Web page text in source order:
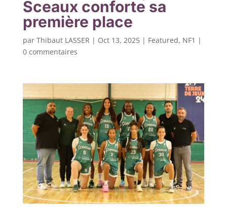
Sceaux conforte sa
première place
par Thibaut LASSER | Oct 13, 2025| Featured, NF1 |
0 commentaires